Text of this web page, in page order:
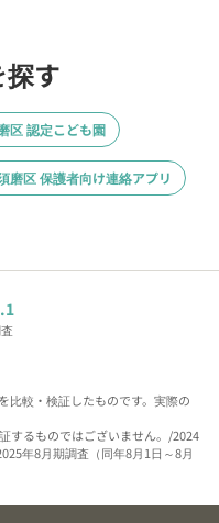
す
区 認定こども園
磨区 保護者向け連絡アプリ
比較・検証したものです。実際の
するものではございません。/2024
年8月期調査（同年8月1日～8月